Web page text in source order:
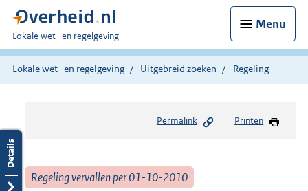
Menu
U
bent
hier:
Lokale wet- en regelgeving
Lokale wet- en regelgeving Uitgebreid zoeken Regeling
Permalink Printen
Regeling vervallen per 01-10-2010